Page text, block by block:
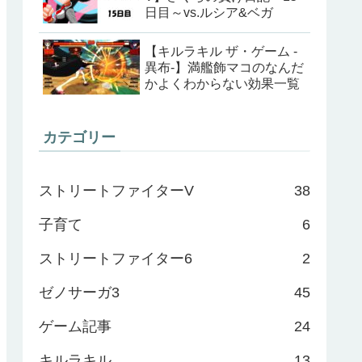
日目～vs.ルシア&ベガ
【キルラキル ザ・ゲーム -
異布-】満艦飾マコのなんだ
かよくわからない効果一覧
カテゴリー
ストリートファイターV 38
子育て 6
ストリートファイター6 2
ゼノサーガ3 45
ゲーム記事 24